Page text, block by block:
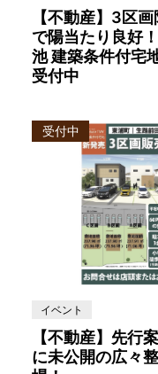
【不動産】3区
で陽当たり良好
池 建築条件付宅
受付中
受付中
イベント
【不動産】先
に未公開の広々